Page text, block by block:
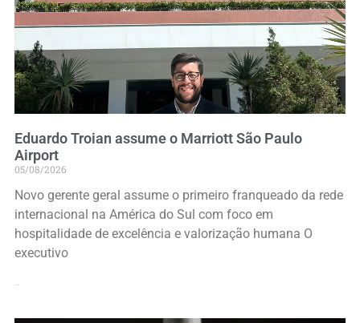
Eduardo Troian assume o Marriott São Paulo
Airport
05/08/2026
Novo gerente geral assume o primeiro franqueado da rede
internacional na América do Sul com foco em
hospitalidade de excelência e valorização humana O
executivo